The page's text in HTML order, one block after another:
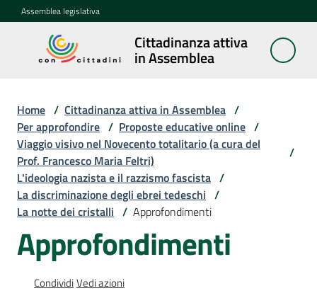
Vai al contenuto
Vai alla navigazione
Vai al footer
Assemblea legislativa
Cittadinanza attiva
in Assemblea
Cittadinanza
attiva in
Concittadini
Porte
aperte
in
Assemblea
itineranti
Home / Cittadinanza attiva in Assemblea /
Per approfondire / Proposte educative online /
Viaggio visivo nel Novecento totalitario (a cura del
Prof. Francesco Maria Feltri)
/
L'ideologia nazista e il razzismo fascista /
La discriminazione degli ebrei tedeschi /
La notte dei cristalli / Approfondimenti
Approfondimenti
CondividiVedi azioni